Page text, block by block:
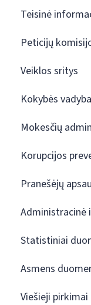
Teisinė
Peticijų
Veiklos sritys
Kokybės vadyba
Mokesčių
Korupcijos
Pranešėjų
Administracinė
Statistiniai
Asmens
Viešieji pirkimai